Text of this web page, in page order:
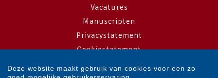
Vacatures
Manuscripten
Privacystatement
Cookiestatement
Deze website maakt gebruik van cookies voor een zo